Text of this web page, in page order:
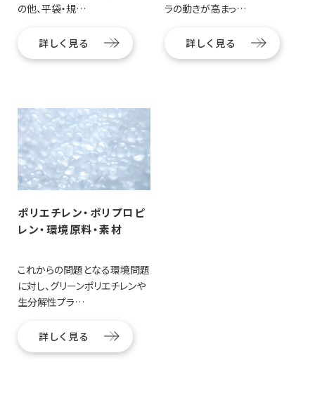
の他、平袋・規…
詳しく見る
ラの動きが高まっ…
詳しく見る
ポリエチレン・ポリプロピ
レン・環境原料・素材
これからの問題となる環境問題
に対し、グリーンポリエチレンや
生分解性プラ…
詳しく見る